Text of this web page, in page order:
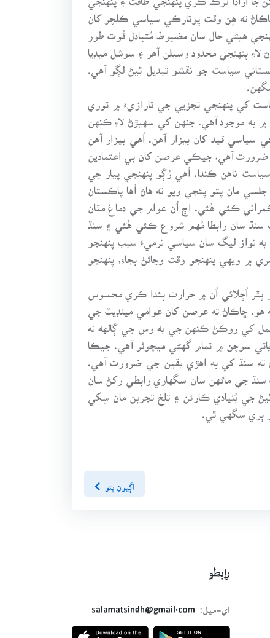
ته هِن وقت ڀوتارڪي سياسي ڪلچر کان
هيڻي حال سان مضبوط مُتبادل قُوت طور
پنهنجي محدود وسيلن آهر ۽ سوشل ميڊيا
سياست جو نقشو تبديل ٿيڻ لڳو آهي.
کي پنهنجي تجزيي جي تارازيءَ ۾ توري
به موجود آهي. جنهن کي سهيڙڻ لاءِ ڪنهن
قيد کان بيزار آهن. اُهي بيزار آهن
ضرورت آهي، جيڪي عرصن کان بي اعتمادين
ناهن ڪندا. اُهي رُڳو پنهنجي پيار جي
۾ عمران خان جي جلسي مان پتو پئجي ويو ته هاڻ اُها پاڪستان
ڪئي هُئي. اڄ اُن عوام جي دماغ مٿان
رهيا آهن. جنهن مان مُسلم ليگ (ن) 2013ع جي چونڊن کان اڳ سنڌ سان رابطا مُهم شروع ڪئي هُئي ۽ سنڌ
نواز ليگ سان سياسي نرميءَ سبب پنهنجو
۾ ويهي پنهنجو وقت وڃائڻ بجاءِ، پنهنجو
پٿر اُڇلائي اُن ۾ حرارت پئدا ڪري محسوس
ڇاڪاڻ ته عرصن کان عوامي مينڊيٽ جي
کي روڪڻ ڪنهن جي به وس جي ڳالهه نه
سوچن ۾ تمام گهڻي ميچوئر آهي. جيڪا
ته سنڌ کي به اهڙي يقين جي ضرورت آهي.
جي ماڻهن سان سگهاري رابطي رکڻ سان
جي بُنيادي ڪارڻن ۽ تلخ تجربن مان سِکي
ٻري سگهي ٿي.
اڳيون پنو
رابطو
اي-ميل:
salamatsindh@gmail.com